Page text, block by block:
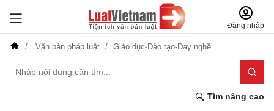
Đăng nhập
Văn bản pháp luật Giáo dục-Đào tạo-Dạy nghề
Tìm nâng cao